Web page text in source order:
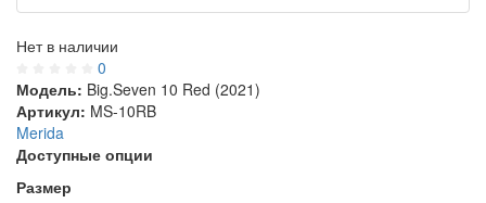
Нет в наличии
0
Модель: Big.Seven 10 Red (2021)
Артикул: MS-10RB
Merida
Доступные опции
Размер